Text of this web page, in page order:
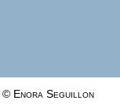
© Enora Seguillon